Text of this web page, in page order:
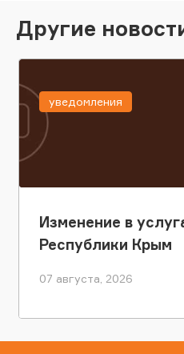
Другие
Изменение в
Республики Крым
07 августа, 2026
уведомления